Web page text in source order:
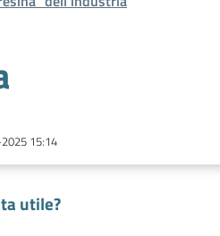
15:14
utile?